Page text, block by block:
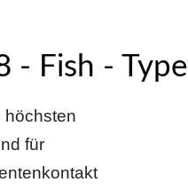
- Fish - Type
höchsten
für